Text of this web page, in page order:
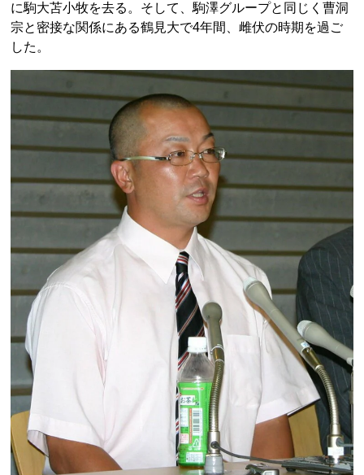
に駒大苫小牧を去る。そして、駒澤グループと同じく曹洞
宗と密接な関係にある鶴見大で4年間、雌伏の時期を過ご
した。